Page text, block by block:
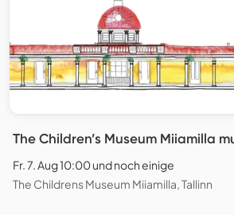
The Children’s Museum Miiamilla
Fr. 7. Aug 10:00 und noch einige
The Childrens Museum Miiamilla, Tallinn